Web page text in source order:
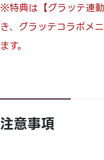
※特典は【グラッテ連
き、グラッテコラボメ
ます。
注意事項